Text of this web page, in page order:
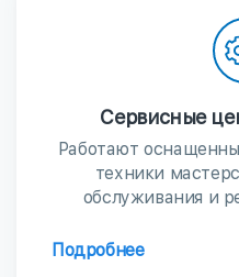
Сервисные
Работают
техники
обслуживания и
Подробнее